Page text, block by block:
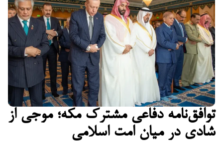
توافق‌نامه دفاعی مشترک مکه؛ موجی از
شادی در میان امت اسلامی